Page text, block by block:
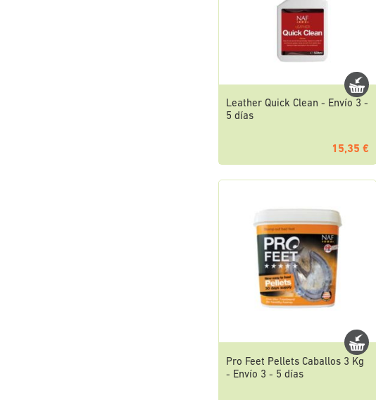
Leather Quick Clean - Envío 3 -
5 días
15,35 €
Pro Feet Pellets Caballos 3 Kg
- Envío 3 - 5 días